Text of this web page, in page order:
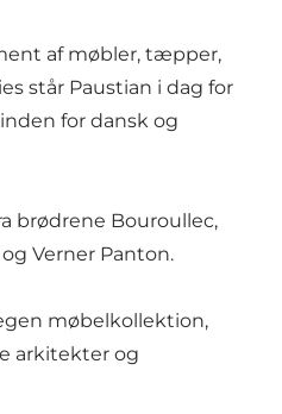
af møbler, tæpper,
står Paustian i dag for
for dansk og
brødrene Bouroullec,
Verner Panton.
møbelkollektion,
arkitekter og